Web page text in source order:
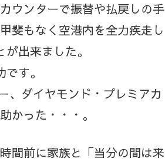
ウンターで振替や払戻しの手
斐もなく空港内を全力疾走し
出来ました。
す。
、ダイヤモンド・プレミアカ
かった・・・。
間前に家族と「当分の間は来